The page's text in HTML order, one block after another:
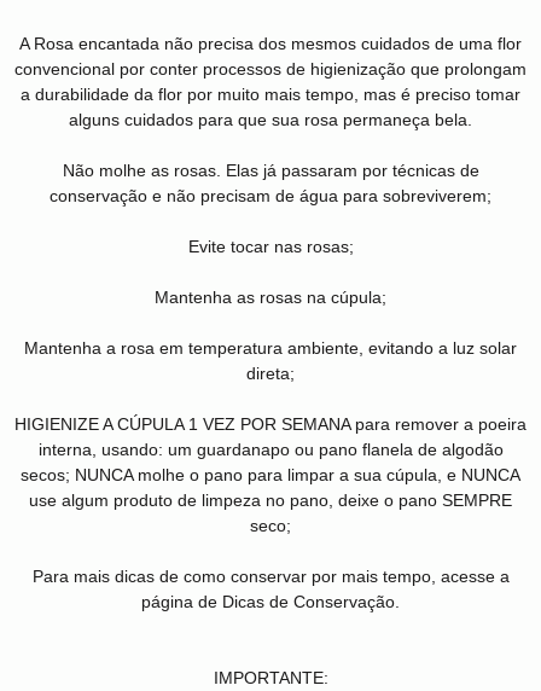
A Rosa encantada não precisa dos mesmos cuidados de uma flor
convencional por conter processos de higienização que prolongam
a durabilidade da flor por muito mais tempo, mas é preciso tomar
alguns cuidados para que sua rosa permaneça bela.
Não molhe as rosas. Elas já passaram por técnicas de
conservação e não precisam de água para sobreviverem;
Evite tocar nas rosas;
Mantenha as rosas na cúpula;
Mantenha a rosa em temperatura ambiente, evitando a luz solar
direta;
HIGIENIZE A CÚPULA 1 VEZ POR SEMANA para remover a poeira
interna, usando: um guardanapo ou pano flanela de algodão
secos; NUNCA molhe o pano para limpar a sua cúpula, e NUNCA
use algum produto de limpeza no pano, deixe o pano SEMPRE
seco;
Para mais dicas de como conservar por mais tempo, acesse a
página de Dicas de Conservação.
IMPORTANTE: